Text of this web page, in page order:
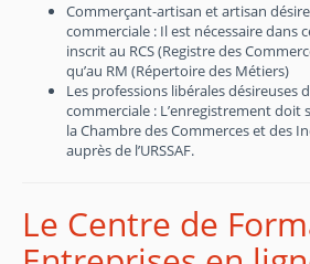
Commerçant-artisan et artisan
commerciale : Il est nécessaire dans
inscrit au RCS (Registre des
qu’au RM (Répertoire des Métiers)
Les professions libérales désireuses
commerciale : L’enregistrement doit
la Chambre des Commerces et des
auprès de l’URSSAF.
Le Centre de